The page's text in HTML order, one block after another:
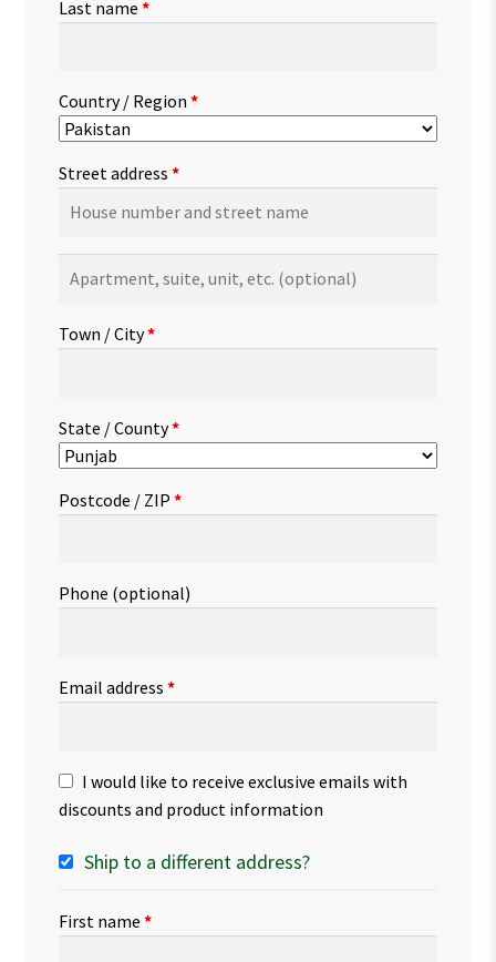
Last name *
Country / Region *
Street address *
suite,
etc.(optional)
Town / City*
State / County*
Postcode / ZIP *
Phone (optional)
Email address *
I would like to receive exclusive emails with
discounts and product information
Ship to a different address?
First name *